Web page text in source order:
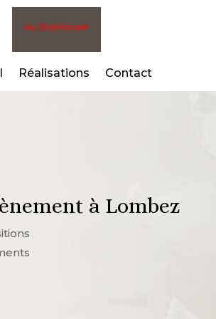
Réalisations Contact
à Lombez